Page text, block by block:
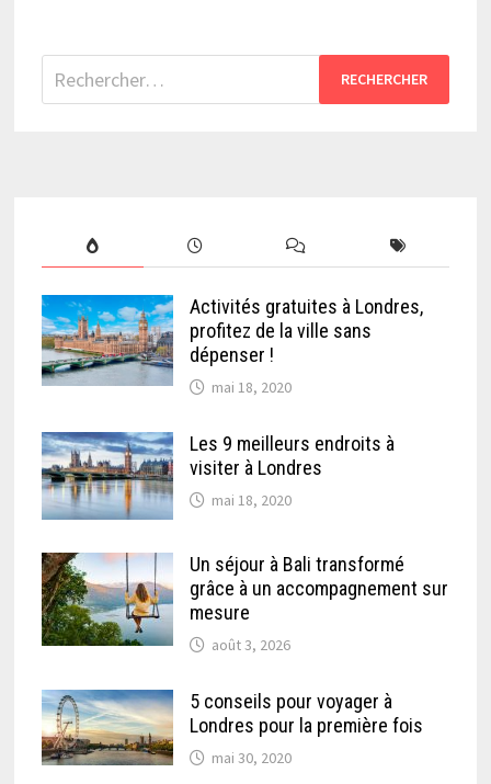
Rechercher :
Activités gratuites à Londres,
profitez de la ville sans
dépenser !
mai 18, 2020
Les 9 meilleurs endroits à
visiter à Londres
mai 18, 2020
Un séjour à Bali transformé
grâce à un accompagnement sur
mesure
août 3, 2026
5 conseils pour voyager à
Londres pour la première fois
mai 30, 2020